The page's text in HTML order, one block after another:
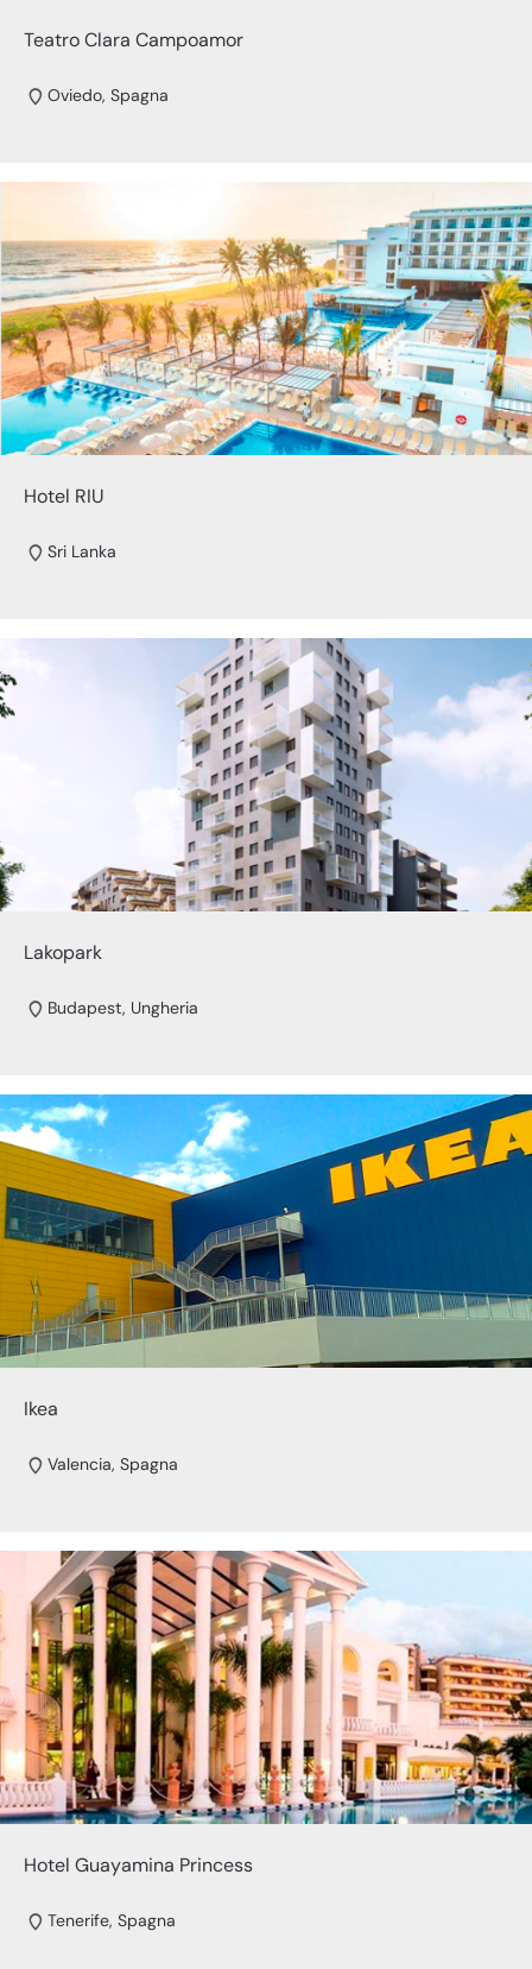
Teatro Clara Campoamor
Oviedo, Spagna
Hotel RIU
Sri Lanka
Lakopark
Budapest, Ungheria
Ikea
Valencia, Spagna
Hotel Guayamina Princess
Tenerife, Spagna